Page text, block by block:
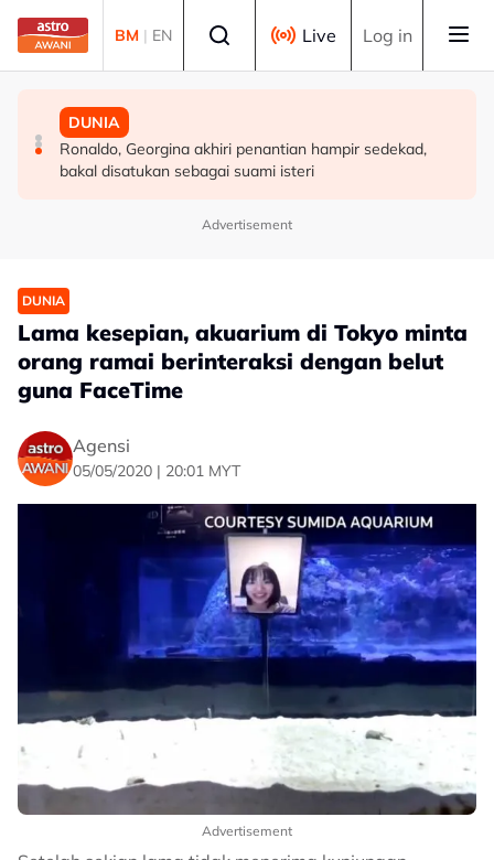
Skip to main content
BM | EN Live Log in
BISNES
Ringgit dijangka kekal dalam jajaran 4.07 -4.09
berbanding dolar AS minggu depan
BISNES
Go Auto labur RM1.5 juta perluas fasiliti, sasar
tempahan RM50 juta
DUNIA
Ronaldo, Georgina akhiri penantian hampir sedekad,
bakal disatukan sebagai suami isteri
Advertisement
DUNIA
Lama kesepian, akuarium di Tokyo minta
orang ramai berinteraksi dengan belut
guna FaceTime
Agensi
05/05/2020 | 20:01 MYT
Advertisement